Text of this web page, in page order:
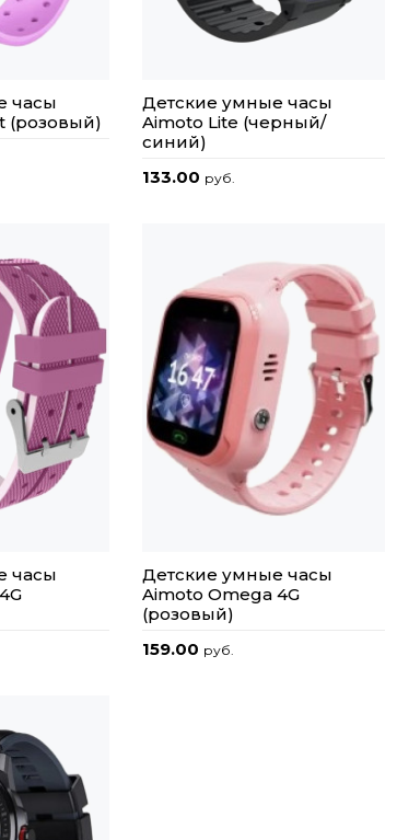
часы
(розовый)
Детские умные часы
Aimoto Lite (черный/
синий)
133.00 руб.
часы
Детские умные часы
Aimoto Omega 4G
(розовый)
159.00 руб.